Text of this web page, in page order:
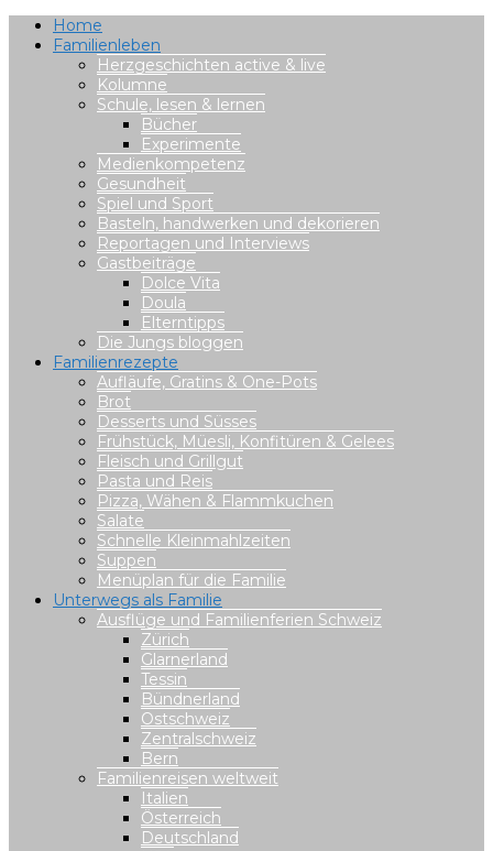
Home
Familienleben
Herzgeschichten active & live
Kolumne
Schule, lesen & lernen
Bücher
Experimente
Medienkompetenz
Gesundheit
Spiel und Sport
Basteln, handwerken und dekorieren
Reportagen und Interviews
Gastbeiträge
Dolce Vita
Doula
Elterntipps
Die Jungs bloggen
Familienrezepte
Aufläufe, Gratins & One-Pots
Brot
Desserts und Süsses
Frühstück, Müesli, Konfitüren & Gelees
Fleisch und Grillgut
Pasta und Reis
Pizza, Wähen & Flammkuchen
Salate
Schnelle Kleinmahlzeiten
Suppen
Menüplan für die Familie
Unterwegs als Familie
Ausflüge und Familienferien Schweiz
Zürich
Glarnerland
Tessin
Bündnerland
Ostschweiz
Zentralschweiz
Bern
Familienreisen weltweit
Italien
Österreich
Deutschland